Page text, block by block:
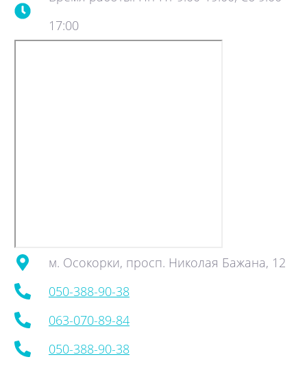
17:00
м. Осокорки, просп. Николая Бажана, 12
050-388-90-38
063-070-89-84
050-388-90-38